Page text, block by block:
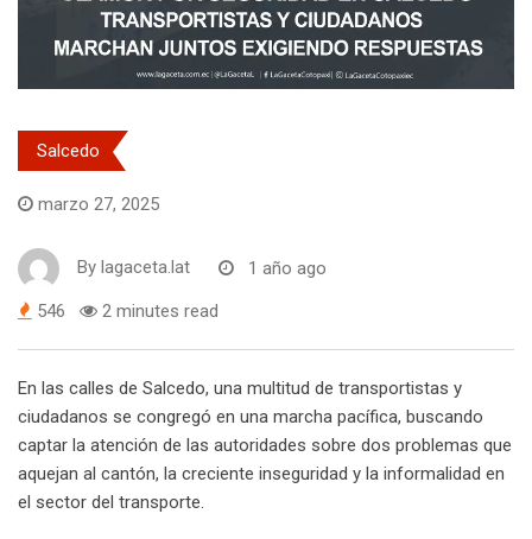
Salcedo
marzo 27, 2025
By lagaceta.lat 1 año ago
546 2 minutes read
En las calles de Salcedo, una multitud de transportistas y
ciudadanos se congregó en una marcha pacífica, buscando
captar la atención de las autoridades sobre dos problemas que
aquejan al cantón, la creciente inseguridad y la informalidad en
el sector del transporte.